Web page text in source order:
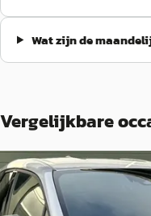
Wat zijn de
Vergelijkbare
Toyota C-HR·2025
1.8 Hybrid 140 First Edition